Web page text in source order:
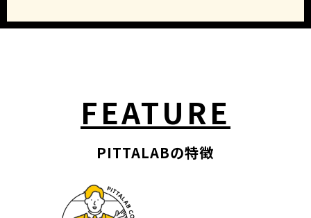
FEATURE
PITTALABの特徴